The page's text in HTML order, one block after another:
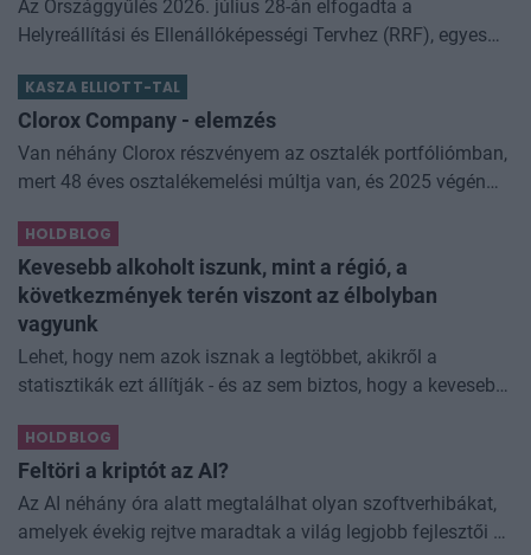
Az Országgyűlés 2026. július 28-án elfogadta a
Helyreállítási és Ellenállóképességi Tervhez (RRF), egyes
kapcsolódó adóintézkedésekről, v
KASZA ELLIOTT-TAL
Clorox Company - elemzés
Van néhány Clorox részvényem az osztalék portfóliómban,
mert 48 éves osztalékemelési múltja van, és 2025 végén
dividend king-et. Azt
HOLDBLOG
Kevesebb alkoholt iszunk, mint a régió, a
következmények terén viszont az élbolyban
vagyunk
Lehet, hogy nem azok isznak a legtöbbet, akikről a
statisztikák ezt állítják - és az sem biztos, hogy a kevesebb
Kevesebb alkoholt iszunk
HOLDBLOG
Feltöri a kriptót az AI?
Az AI néhány óra alatt megtalálhat olyan szoftverhibákat,
amelyek évekig rejtve maradtak a világ legjobb fejlesztői és